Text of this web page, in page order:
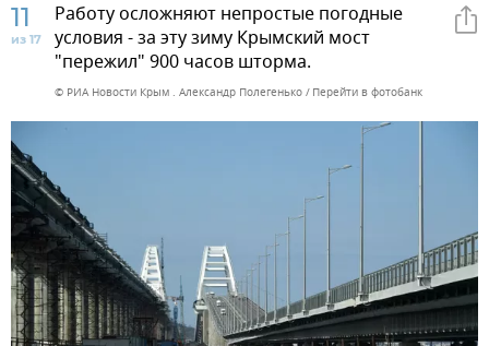
11
из 17
Работу осложняют непростые погодные
условия - за эту зиму Крымский мост
"пережил" 900 часов шторма.
© РИА Новости Крым . Александр Полегенько Перейти в фотобанк